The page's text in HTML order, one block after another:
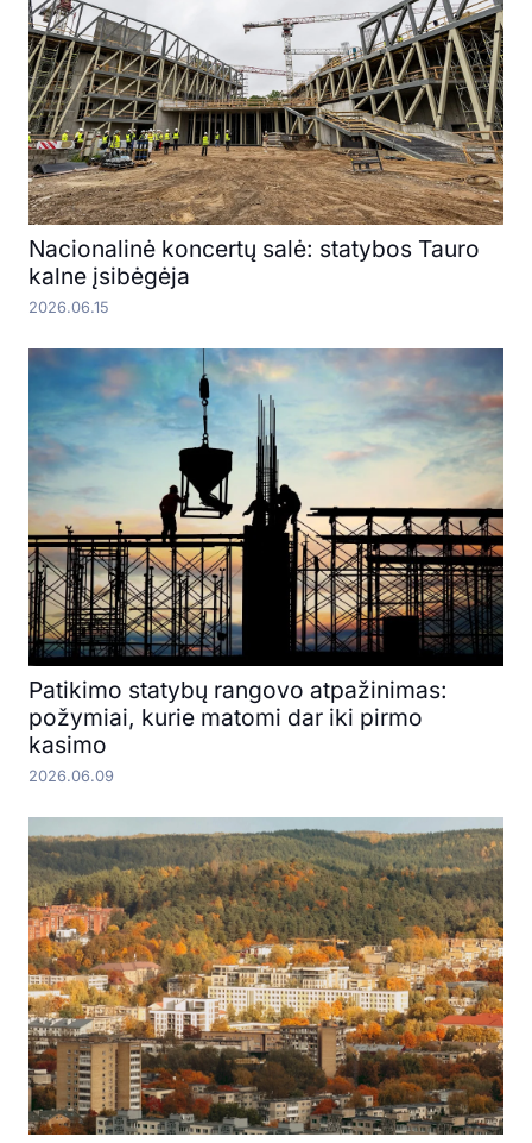
Nacionalinė koncertų salė: statybos Tauro
kalne įsibėgėja
2026.06.15
Patikimo statybų rangovo atpažinimas:
požymiai, kurie matomi dar iki pirmo
kasimo
2026.06.09